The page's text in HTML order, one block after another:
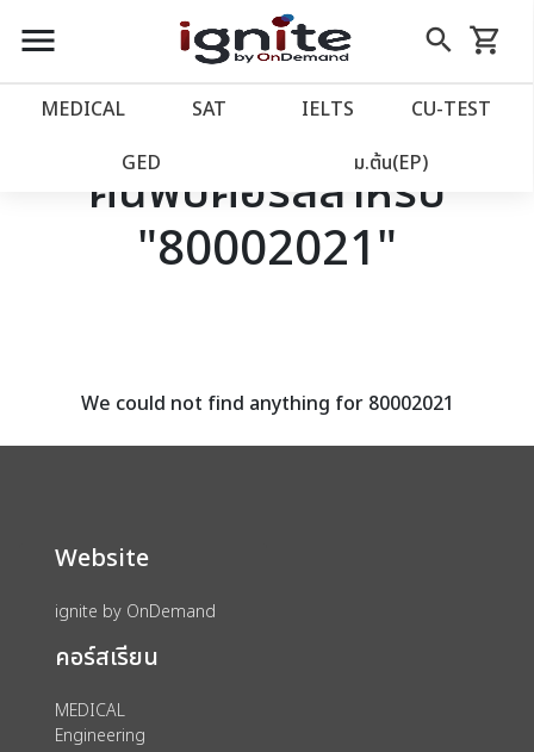
close
account_balance หน้าแรก
เว็บไซต์อิกไนท์
โปรโมชั่น
assignment ลงทะเบียน
menu search
Skip
to
shopping_cart
รถเข็น
MEDICAL SAT IELTS CU‑TEST
GED ม.ต้น(EP)
ค้นพบคอร์สสำหรับ
"80002021"
We could not find anything for 80002021
Website
ignite by OnDemand
คอร์สเรียน
MEDICAL
Engineering